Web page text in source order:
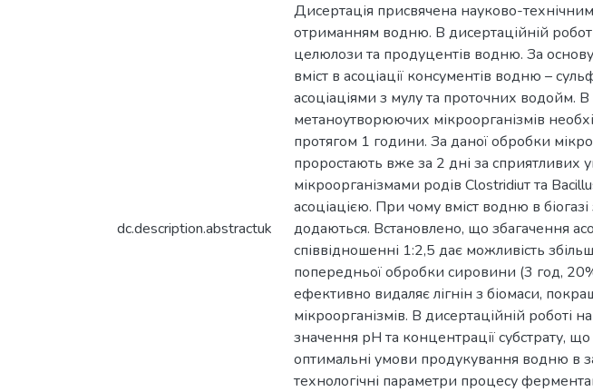
dc.description.abstractuk
Дисертація присвячена науково-
отриманням водню. В дисертаційній
целюлози та продуцентів водню. За
вміст в асоціації консументів водню –
асоціаціями з мулу та проточних
метаноутворюючих мікроорганізмів
протягом 1 години. За даної обробки
проростають вже за 2 дні за сприятливих
мікроорганізмами родів Clostridiuт та
асоціацією. При чому вміст водню в
додаються. Встановлено, що збагачення
співвідношенні 1:2,5 дає можливість
попередньої обробки сировини (3 год,
ефективно видаляє лігнін з біомаси,
мікроорганізмів. В дисертаційній роботі
значення рН та концентрації субстрату,
оптимальні умови продукування водню в
технологічні параметри процесу